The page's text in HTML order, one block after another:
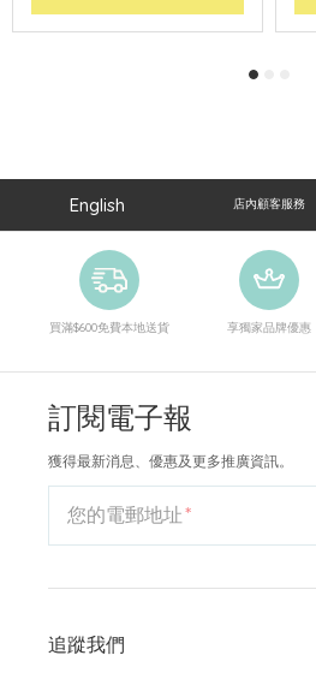
English 店內顧客服務
買滿$600免費本地送貨 享獨家品牌優惠
訂閱電子報
獲得最新消息、優惠及更多推廣資訊。
您的電郵地址
追蹤我們